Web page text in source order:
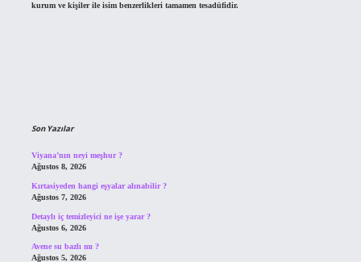
kurum ve kişiler ile isim benzerlikleri tamamen tesadüfidir.
Son Yazılar
Viyana’nın neyi meşhur ?
Ağustos 8, 2026
Kırtasiyeden hangi eşyalar alınabilir ?
Ağustos 7, 2026
Detaylı iç temizleyici ne işe yarar ?
Ağustos 6, 2026
Avene su bazlı mı ?
Ağustos 5, 2026